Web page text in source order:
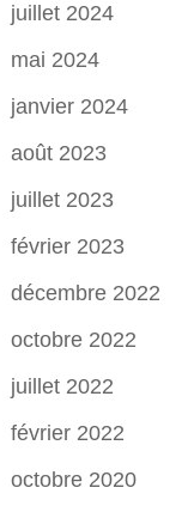
juillet 2024
mai 2024
janvier 2024
août 2023
juillet 2023
février 2023
décembre 2022
octobre 2022
juillet 2022
février 2022
octobre 2020